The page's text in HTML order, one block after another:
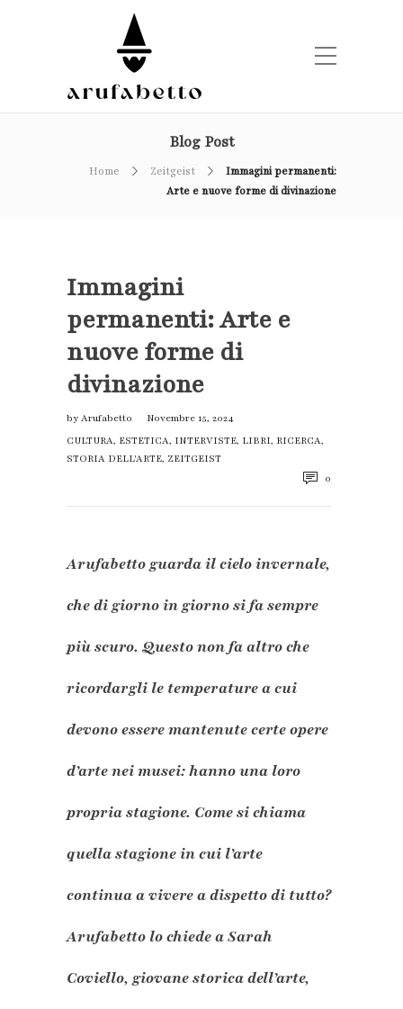
Blog Post
Home Zeitgeist
Immagini permanenti:
Arte e nuove forme di divinazione
Immagini
permanenti: Arte e
nuove forme di
divinazione
by Arufabetto
Novembre 15, 2024
CULTURA, ESTETICA, INTERVISTE, LIBRI, RICERCA,
STORIA DELL'ARTE, ZEITGEIST
0
Arufabetto guarda il cielo invernale,
che di giorno in giorno si fa sempre
più scuro. Questo non fa altro che
ricordargli le temperature a cui
devono essere mantenute certe opere
d’arte nei musei: hanno una loro
propria stagione. Come si chiama
quella stagione in cui l’arte
continua a vivere a dispetto di tutto?
Arufabetto lo chiede a Sarah
Coviello, giovane storica dell’arte,